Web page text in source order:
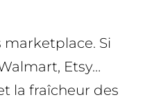
marketplace. Si
Etsy…
la fraîcheur des